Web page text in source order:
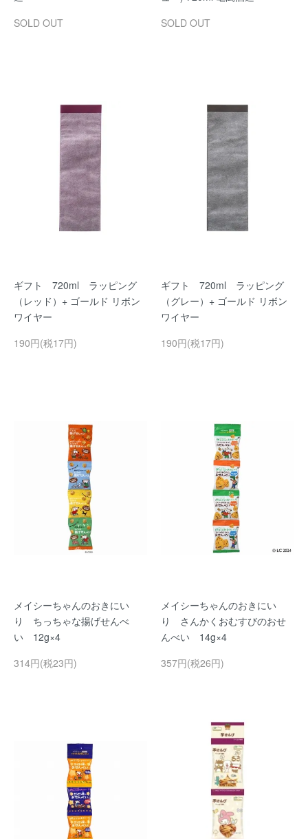
SOLD OUT
SOLD OUT
ギフト 720ml ラッピング
（レッド）+ ゴールド リボン
ワイヤー
190円(税17円)
ギフト 720ml ラッピング
（グレー）+ ゴールド リボン
ワイヤー
190円(税17円)
メイシーちゃんのおきにい
り ちっちゃな揚げせんべ
い 12g×4
314円(税23円)
メイシーちゃんのおきにい
り さんかくおむすびのおせ
んべい 14g×4
357円(税26円)